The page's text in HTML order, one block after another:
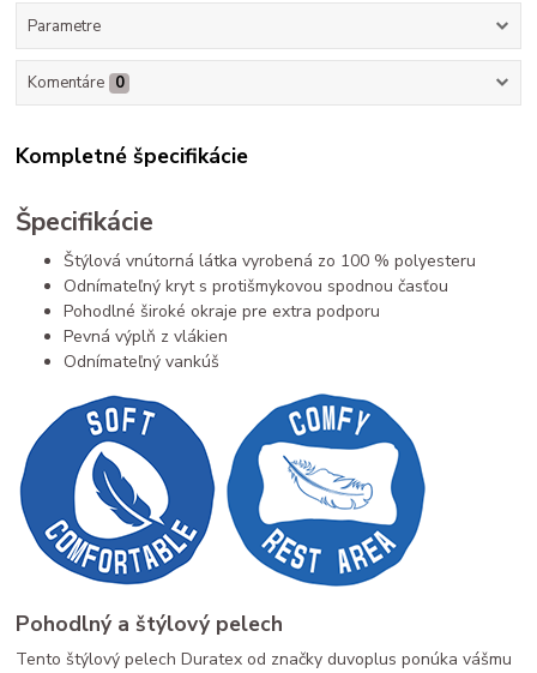
Parametre
Komentáre 0
Kompletné špecifikácie
Špecifikácie
Štýlová vnútorná látka vyrobená zo 100 % polyesteru
Odnímateľný kryt s protišmykovou spodnou časťou
Pohodlné široké okraje pre extra podporu
Pevná výplň z vlákien
Odnímateľný vankúš
Pohodlný a štýlový pelech
Tento štýlový pelech Duratex od značky duvoplus ponúka vášmu